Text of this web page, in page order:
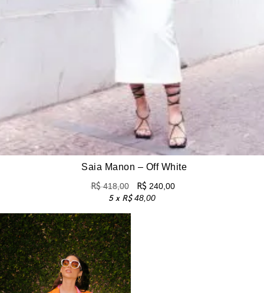
Saia Manon – Off White
R$418,00 R$ 240,00
5 x R$48,00